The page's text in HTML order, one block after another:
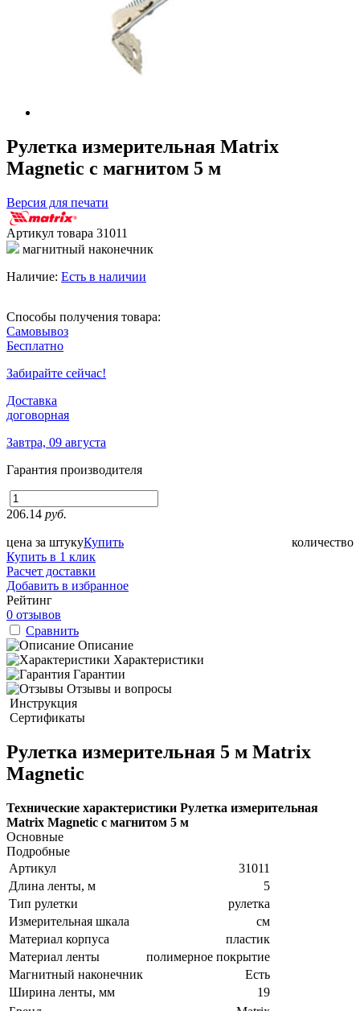
Рулетка измерительная Matrix
Magnetic с магнитом 5 м
Версия для печати
Артикул товара 31011
магнитный наконечник
Наличие: Есть в наличии
Способы получения товара:
Самовывоз
Бесплатно
Забирайте сейчас!
Доставка
договорная
Завтра, 09 августа
Гарантия производителя
206.14 руб.
цена за штуку количество
Купить
Купить в 1 клик
Расчет доставки
Добавить в избранное
Рейтинг
0 отзывов
Сравнить
Описание
Характеристики
Гарантии
Отзывы и вопросы
Инструкция
Сертификаты
Рулетка измерительная 5 м Matrix
Magnetic
Технические характеристики Рулетка измерительная
Matrix Magnetic с магнитом 5 м
Основные
Подробные
Артикул
31011
Длина ленты, м
5
Тип рулетки
рулетка
Измерительная шкала
см
Материал корпуса
пластик
Материал ленты
полимерное покрытие
Магнитный наконечник
Есть
Ширина ленты, мм
19